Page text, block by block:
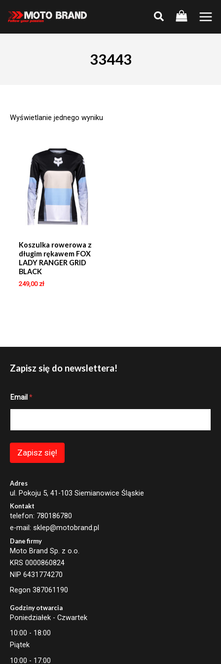
Main
33443
Wyświetlanie jednego wyniku
Koszulka rowerowa z
długim rękawem FOX
LADY RANGER GRID
BLACK
249,00 zł
Zapisz się do newslettera!
m
E
l
m
a
l
Email *
Zapisz się!
Adres
ul. Pokoju 5, 41-103 Siemianowice Śląskie
Kontakt
telefon: 780186780
e-mail: sklep@motobrand.pl
Dane firmy
Moto Brand Sp. z o.o.
KRS 0000860824
NIP 6431774270
Regon 387061190
Godziny otwarcia
Poniedziałek - Czwartek
10:00 - 18:00
Piątek
10:00 - 17:00